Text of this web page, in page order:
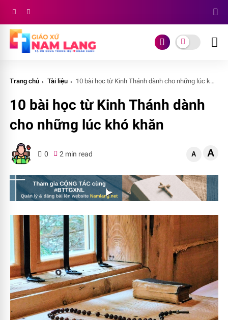
Trang chủ Tài liệu 10 bài học từ Kinh Thánh dành cho những lúc khó khăn
10 bài học từ Kinh Thánh dành
cho những lúc khó khăn
0 2 min read A A